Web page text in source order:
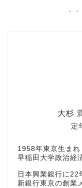
定
大杉
1958年東京生まれ
早稲田大学政治経
日本興業銀行に22
新銀行東京の創業